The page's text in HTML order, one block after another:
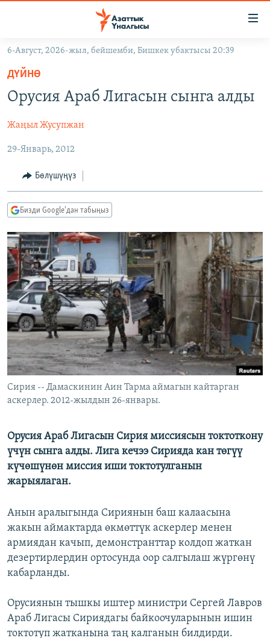
Навигацияга
өтүңүз
Издөөгө
салыңыз
ЖАҢЫЛЫКТАР
КЫРГЫЗСТАН
САЯСАТ
ЭКОНОМИКА
МАДАНИЯТ
ДҮЙНӨ
ДҮЙНӨ
БОРБОР АЗИЯ
УКРАИНА
АТАЙЫН ИЛИКТӨӨ
ТВ ПРОГРАММАЛАР
БҮГҮН АЗАТТЫКТА
ЭКСПЕРТТЕР ТАЛДАЙТ
БИЗ ЖАНА ДҮЙНӨ
ДАНИСТЕ
ЭЖЕ-СИҢДИЛЕР
АЗАТТЫК+
ЫҢГАЙСЫЗ СУРООЛОР
ПОДКАСТ
ӨЗГӨЧӨ ПИКИР
Русский
ОНЛАЙН ШЕРИНЕ
ЭЕ/АРнун бардык сайттары
6-Август, 2026-жыл, бейшемби, Бишкек убактысы 20:39
ДҮЙНӨ
Орусия Араб Лигасын сынга алды
Жаңыл Жусупжан
29-Январь, 2012
Бөлүшүңүз
Бизди Google'дан табыңыз
Сирия -- Дамаскинин Аин Тарма аймагын кайтарган
аскерлер. 2012-жылдын 26-январы.
Орусия Араб Лигасын Сирия миссиясын токтоткону
үчүн сынга алды. Лига кечээ Сирияда кан төгүү
күчөшүнөн миссия иши токтотулганын
жарыялаган.
Анын аралыгында Сириянын баш калаасына
жакын аймактарда өкмөттүк аскерлер менен
армиядан качып, демонстранттар колдоп жаткан
дезертирлердин ортосунда оор салгылаш жүргөнү
кабарланды.
Орусиянын тышкы иштер министри Сергей Лавров
Араб Лигасы Сириядагы байкоочуларынын ишин
токтотуп жатканына таң калганын билдирди.